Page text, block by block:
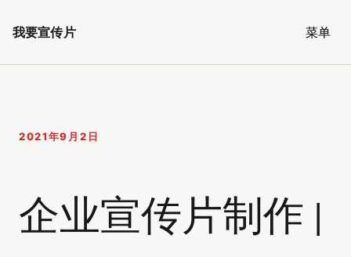
我要宣传片 菜单
2021年9月2日
企业宣传片制作 |